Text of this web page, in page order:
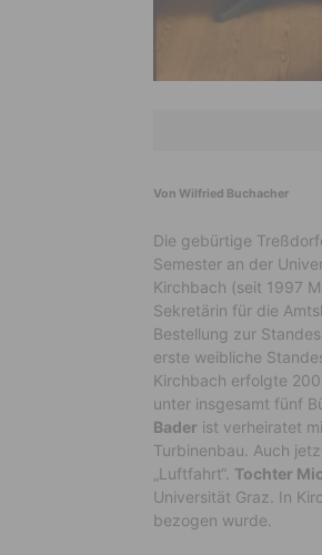
Von Wilfried Buchacher
Die gebürtige
Semester an der
Kirchbach (seit 1997
Sekretärin für die
Bestellung zur
erste weibliche
Kirchbach erfolgte
unter insgesamt fünf
Bader ist verheiratet
Turbinenbau. Auch
„Luftfahrt“. Tochter
Universität Graz. In
bezogen wurde.